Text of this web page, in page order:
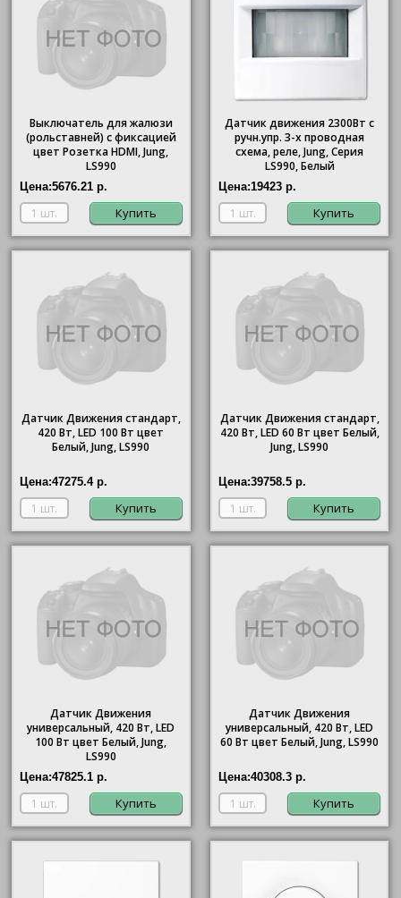
Выключатель для жалюзи
(рольставней) с фиксацией
цвет Розетка HDMI, Jung,
LS990
Цена:5676.21 р.
Купить
Датчик движения 2300Вт с
ручн.упр. 3-х проводная
схема, реле, Jung, Серия
LS990, Белый
Цена:19423 р.
Купить
Датчик Движения стандарт,
420 Вт, LED 100 Вт цвет
Белый, Jung, LS990
Цена:47275.4 р.
Купить
Датчик Движения стандарт,
420 Вт, LED 60 Вт цвет Белый,
Jung, LS990
Цена:39758.5 р.
Купить
Датчик Движения
универсальный, 420 Вт, LED
100 Вт цвет Белый, Jung,
LS990
Цена:47825.1 р.
Купить
Датчик Движения
универсальный, 420 Вт, LED
60 Вт цвет Белый, Jung, LS990
Цена:40308.3 р.
Купить